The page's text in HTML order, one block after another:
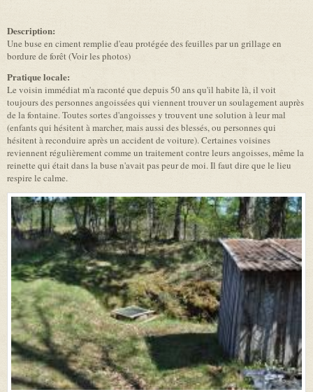
Description:
Une buse en ciment remplie d'eau protégée des feuilles par un grillage en
bordure de forêt (Voir les photos)
Pratique locale:
Le voisin immédiat m'a raconté que depuis 50 ans qu'il habite là, il voit
toujours des personnes angoissées qui viennent trouver un soulagement auprès
de la fontaine. Toutes sortes d'angoisses y trouvent une solution à leur mal
(enfants qui hésitent à marcher, mais aussi des blessés, ou personnes qui
hésitent à reconduire après un accident de voiture). Certaines voisines
reviennent régulièrement comme un traitement contre leurs angoisses, même la
reinette qui était dans la buse n'avait pas peur de moi. Il faut dire que le lieu
respire le calme.